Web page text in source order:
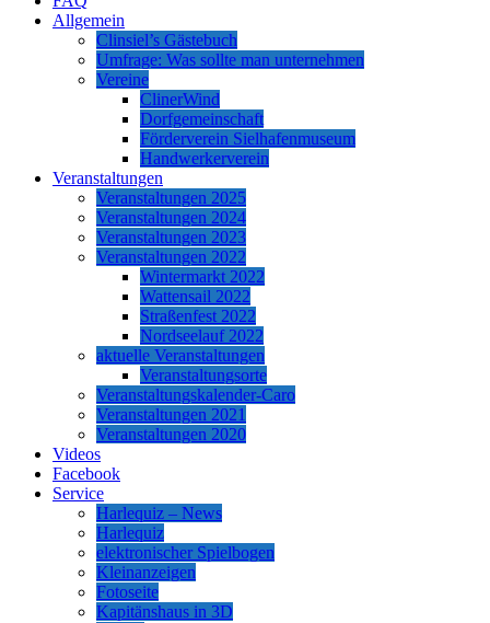
Allgemein
Clinsiel’s Gästebuch
Umfrage: Was sollte man unternehmen
Vereine
ClinerWind
Dorfgemeinschaft
Förderverein Sielhafenmuseum
Handwerkerverein
Veranstaltungen
Veranstaltungen 2025
Veranstaltungen 2024
Veranstaltungen 2023
Veranstaltungen 2022
Wintermarkt 2022
Wattensail 2022
Straßenfest 2022
Nordseelauf 2022
aktuelle Veranstaltungen
Veranstaltungsorte
Veranstaltungskalender-Caro
Veranstaltungen 2021
Veranstaltungen 2020
Videos
Facebook
Service
Harlequiz – News
Harlequiz
elektronischer Spielbogen
Kleinanzeigen
Fotoseite
Kapitänshaus in 3D